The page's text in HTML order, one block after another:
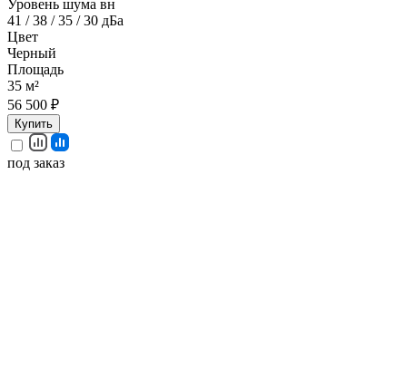
Уровень шума вн
41 / 38 / 35 / 30 дБа
Цвет
Черный
Площадь
35 м²
56 500 ₽
Купить
под заказ